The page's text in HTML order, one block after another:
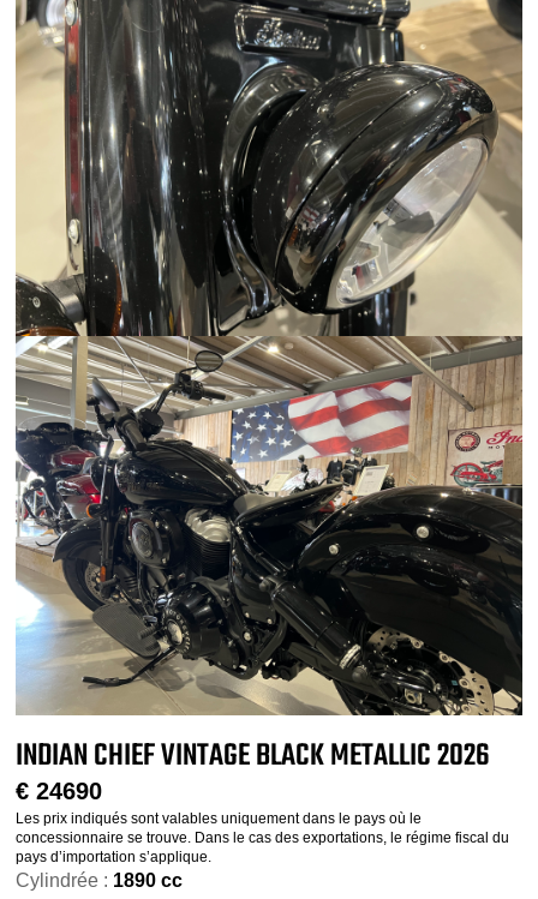
INDIAN CHIEF VINTAGE BLACK METALLIC 2026
€24690
Les prix indiqués sont valables uniquement dans le pays où le
concessionnaire se trouve. Dans le cas des exportations, le régime fiscal du
pays d’importation s’applique.
Cylindrée : 1890 cc